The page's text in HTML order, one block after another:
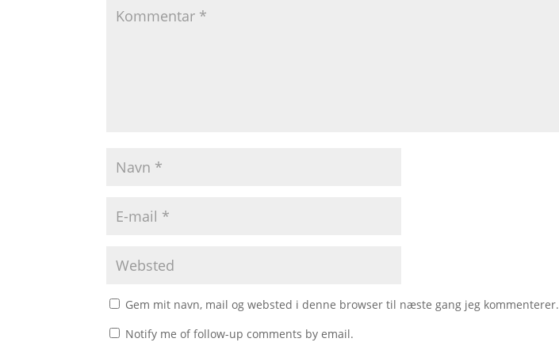
Gem mit navn, mail og websted i denne browser til næste gang jeg kommenterer.
Notify me of follow-up comments by email.